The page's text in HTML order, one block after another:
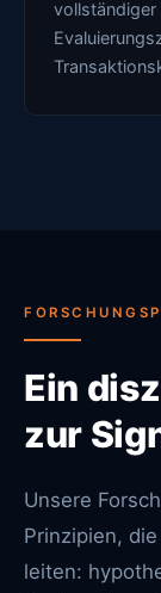
vollständiger
Ein
zur
Unsere
Prinzipien,
leiten: